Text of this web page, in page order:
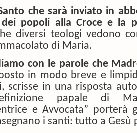
che sarà inviato in
popoli alla Croce e la
diversi teologi vedono
di Maria.
con le parole che
in modo breve e
scrisse in una risposta
papale di
e Avvocata” porterà
i santi: tutto a Gesù